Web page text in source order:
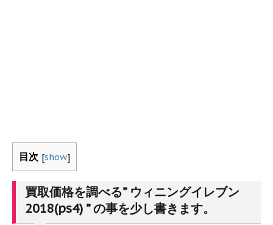
目次 [show]
買取価格を調べる” ウィニングイレブン
2018(ps4) ” の事を少し書きます。